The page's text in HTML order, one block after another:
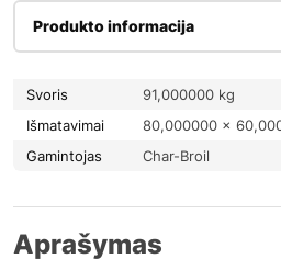
Produkto informacija
Svoris
91,000000 kg
Išmatavimai
80,000000 ×
Gamintojas
Char-Broil
Aprašymas